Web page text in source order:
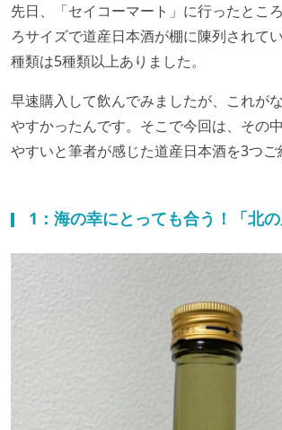
先日、「セイコーマート」に行ったとこ
ろサイズで道産日本酒が棚に陳列されて
種類は5種類以上ありました。
早速購入して飲んでみましたが、これが
やすかったんです。そこで今回は、その
やすいと筆者が感じた道産日本酒を3つご
1：海の幸にとっても合う！「北の